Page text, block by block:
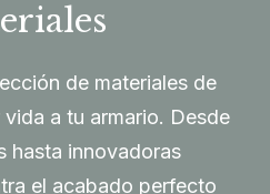
de materiales de
a tu armario. Desde
hasta innovadoras
el acabado perfecto